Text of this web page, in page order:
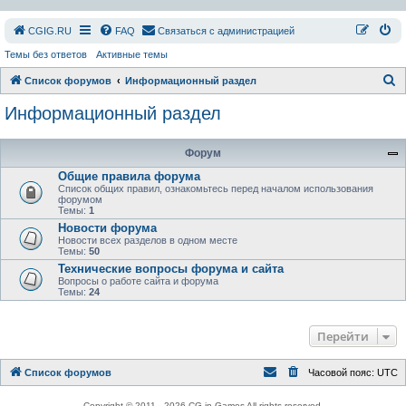
СGIG.RU FAQ Связаться с администрацией
Темы без ответов Активные темы
Список форумов Информационный раздел
к
Информационный раздел
Форум
Общие правила форума
Список общих правил, ознакомьтесь перед началом использования
форумом
Темы: 1
Новости форума
Новости всех разделов в одном месте
Темы: 50
Технические вопросы форума и сайта
Вопросы о работе сайта и форума
Темы: 24
Перейти
Список форумов Часовой пояс: UTC